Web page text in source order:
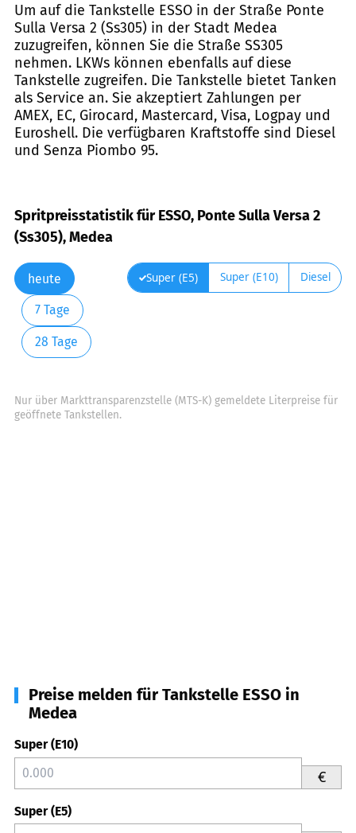
Um auf die Tankstelle ESSO in der Straße Ponte
Sulla Versa 2 (Ss305) in der Stadt Medea
zuzugreifen, können Sie die Straße SS305
nehmen. LKWs können ebenfalls auf diese
Tankstelle zugreifen. Die Tankstelle bietet Tanken
als Service an. Sie akzeptiert Zahlungen per
AMEX, EC, Girocard, Mastercard, Visa, Logpay und
Euroshell. Die verfügbaren Kraftstoffe sind Diesel
und Senza Piombo 95.
Spritpreisstatistik für ESSO, Ponte Sulla Versa 2
(Ss305), Medea
heute
7 Tage
28 Tage
Super (E5) Super (E10) Diesel
Nur über Markttransparenzstelle (MTS-K) gemeldete Literpreise für
geöffnete Tankstellen.
Preise melden für Tankstelle ESSO in
Medea
Super (E10)
€
Super (E5)